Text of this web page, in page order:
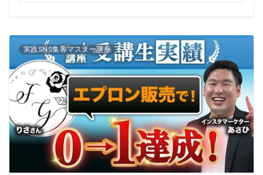
実践SNS集客マスター講座